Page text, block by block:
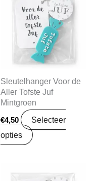
Sleutelhanger Voor de
Aller Tofste Juf
Mintgroen
€4,50
Selecteer
opties